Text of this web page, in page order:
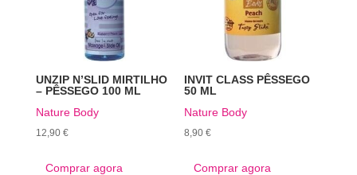
UNZIP N’SLID MIRTILHO
– PÊSSEGO 100 ML
Nature Body
12,90 €
Comprar agora
INVIT CLASS PÊSSEGO
50 ML
Nature Body
8,90€
Comprar agora